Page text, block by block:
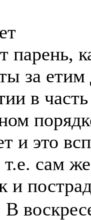
за етим
в
и это
сам
и
В